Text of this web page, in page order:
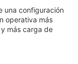
una configuración
operativa más
más carga de